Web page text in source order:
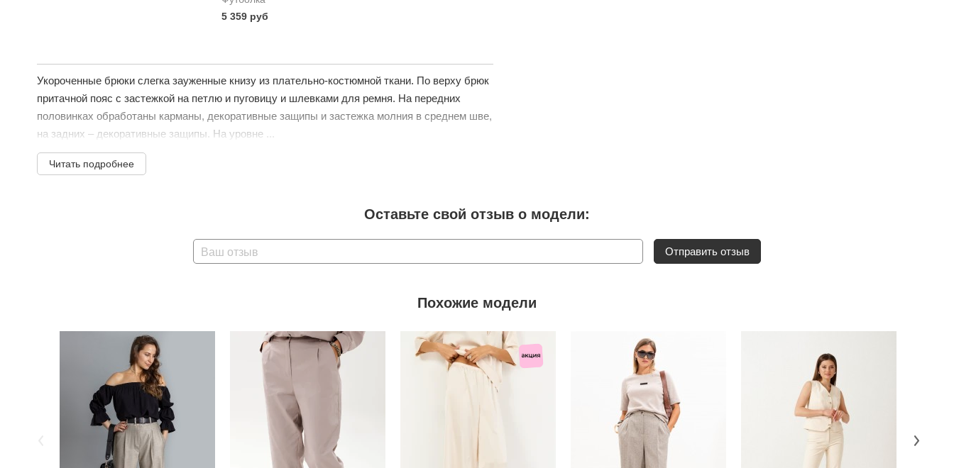
5 359 руб
Укороченные брюки слегка зауженные книзу из плательно-костюмной ткани. По верху брюк
притачной пояс с застежкой на петлю и пуговицу и шлевками для ремня. На передних
половинках обработаны карманы, декоративные защипы и застежка молния в среднем шве,
на задних – декоративные защипы. На уровне ...
Читать подробнее
Оставьте свой отзыв о модели:
Ваш отзыв Отправить отзыв
Похожие модели